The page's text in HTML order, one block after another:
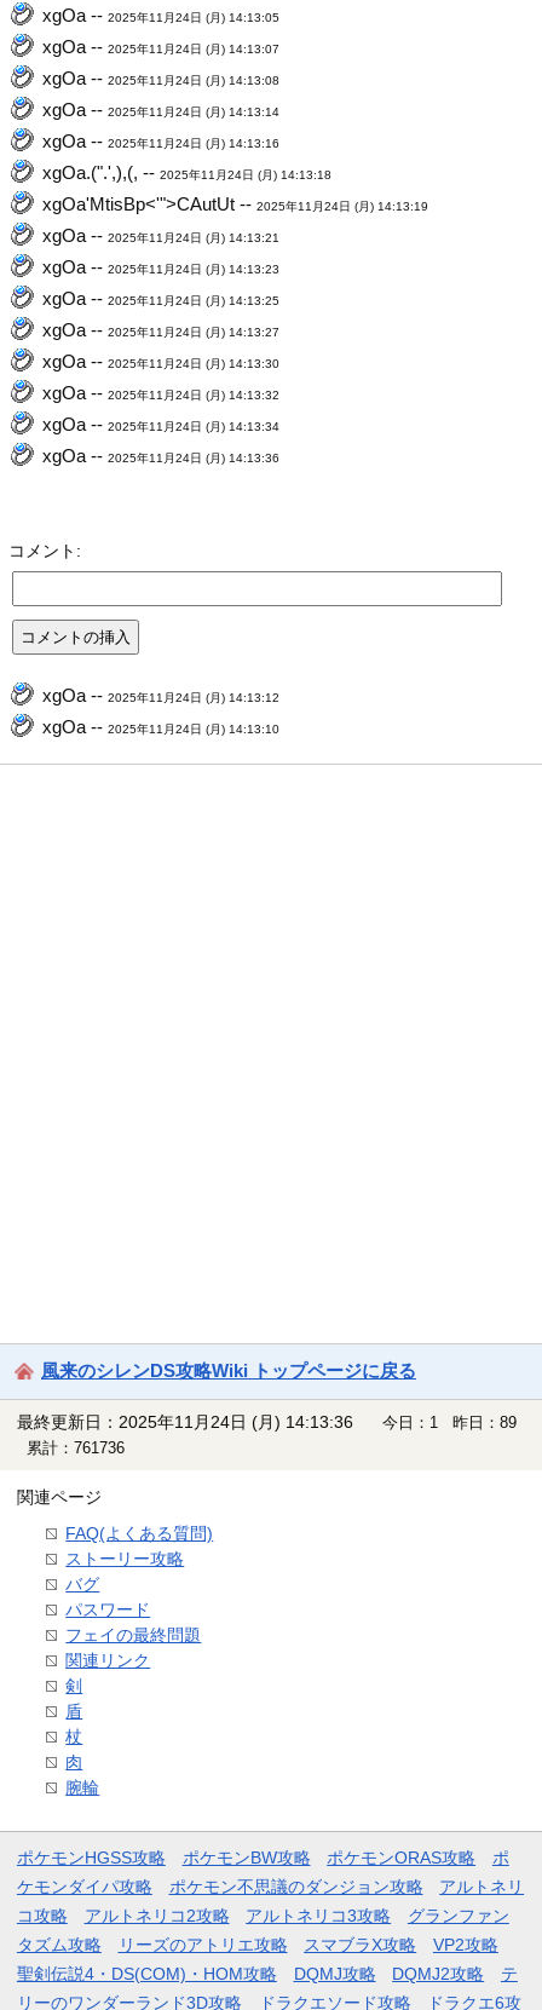
xgOa --2025年11月24日 (月) 14:13:05
xgOa --2025年11月24日 (月) 14:13:07
xgOa --2025年11月24日 (月) 14:13:08
xgOa --2025年11月24日 (月) 14:13:14
xgOa --2025年11月24日 (月) 14:13:16
xgOa.(".',),(, --2025年11月24日 (月) 14:13:18
xgOa'MtisBp<'">CAutUt --2025年11月24日 (月) 14:13:19
xgOa --2025年11月24日 (月) 14:13:21
xgOa --2025年11月24日 (月) 14:13:23
xgOa --2025年11月24日 (月) 14:13:25
xgOa --2025年11月24日 (月) 14:13:27
xgOa --2025年11月24日 (月) 14:13:30
xgOa --2025年11月24日 (月) 14:13:32
xgOa --2025年11月24日 (月) 14:13:34
xgOa --2025年11月24日 (月) 14:13:36
コメント:
xgOa --2025年11月24日 (月) 14:13:12
xgOa --2025年11月24日 (月) 14:13:10
風来のシレンDS攻略Wiki トップページに戻る
最終更新日：2025年11月24日 (月) 14:13:36
今日：1 昨日：89
累計：761736
関連ページ
FAQ(よくある質問)
ストーリー攻略
バグ
パスワード
フェイの最終問題
関連リンク
剣
盾
杖
肉
腕輪
ポケモンHGSS攻略 ポケモンBW攻略 ポケモンORAS攻略
ポ
ケモンダイパ攻略
ポケモン不思議のダンジョン攻略
アルトネリ
コ攻略
アルトネリコ2攻略 アルトネリコ3攻略
グランファン
タズム攻略
リーズのアトリエ攻略 スマブラX攻略
VP2攻略
聖剣伝説4・DS(COM)・HOM攻略
DQMJ攻略 DQMJ2攻略
テ
リーのワンダーランド3D攻略
ドラクエソード攻略 ドラクエ6攻